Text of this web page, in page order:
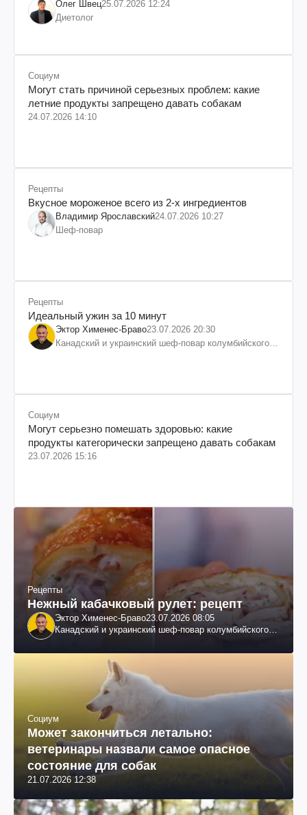
Олег Швец25.07.2026 12:24
Диетолог
Социум
Могут стать причиной серьезных проблем: какие
летние продукты запрещено давать собакам
24.07.2026 14:10
Рецепты
Вкусное мороженое всего из 2-х ингредиентов
Владимир Ярославский24.07.2026 10:27
Шеф-повар
Рецепты
Идеальный ужин за 10 минут
Эктор Хименес-Браво23.07.2026 20:30
Канадский и украинский шеф-повар колумбийского
Социум
Могут серьезно помешать здоровью: какие
продукты категорически запрещено давать собакам
23.07.2026 15:16
Рецепты
Нежный кабачковый рулет: рецепт
Эктор Хименес-Браво23.07.2026 08:05
Канадский и украинский шеф-повар колумбийского
Социум
Может закончиться летально:
ветеринары назвали самое опасное
состояние для собак
21.07.2026 12:38